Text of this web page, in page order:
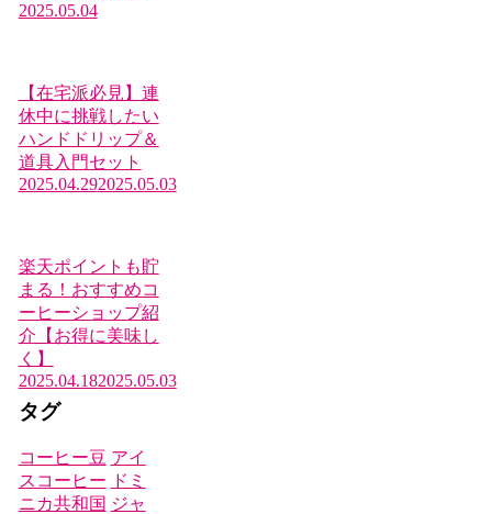
2025.05.04
【在宅派必見】連
休中に挑戦したい
ハンドドリップ＆
道具入門セット
2025.04.292025.05.03
楽天ポイントも貯
まる！おすすめコ
ーヒーショップ紹
介【お得に美味し
く】
2025.04.182025.05.03
タグ
コーヒー豆 アイ
スコーヒー ドミ
ニカ共和国 ジャ